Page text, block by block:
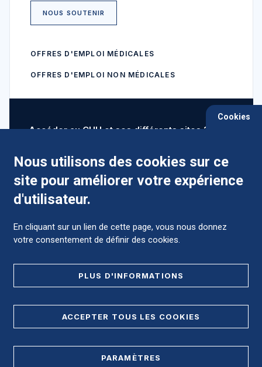
NOUS SOUTENIR
OFFRES D'EMPLOI MÉDICALES
OFFRES D'EMPLOI NON MÉDICALES
Accéder au CHU et ses différents sites ?
Comment préparer mon hospitalisation ?
PLAN DE SITE
Cookies
Nous utilisons des cookies sur ce
site pour améliorer votre expérience
d'utilisateur.
En cliquant sur un lien de cette page, vous nous donnez
votre consentement de définir des cookies.
PLUS D'INFORMATIONS
ACCEPTER TOUS LES COOKIES
PARAMÈTRES